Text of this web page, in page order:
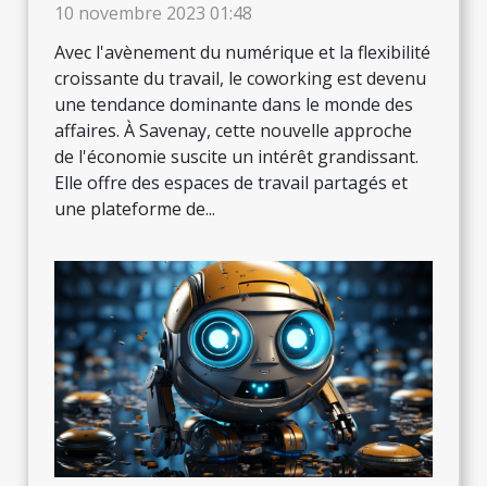
10 novembre 2023 01:48
Avec l'avènement du numérique et la flexibilité
croissante du travail, le coworking est devenu
une tendance dominante dans le monde des
affaires. À Savenay, cette nouvelle approche
de l'économie suscite un intérêt grandissant.
Elle offre des espaces de travail partagés et
une plateforme de...